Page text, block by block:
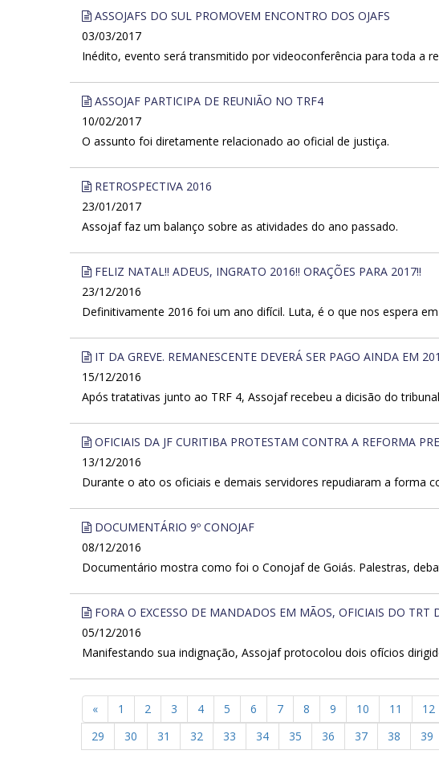
ASSOJAFS DO SUL PROMOVEM ENCONTRO DOS OJAFS
03/03/2017
Inédito, evento será transmitido por videoconferência para toda a
ASSOJAF PARTICIPA DE REUNIÃO NO TRF4
10/02/2017
O assunto foi diretamente relacionado ao oficial de justiça.
RETROSPECTIVA 2016
23/01/2017
Assojaf faz um balanço sobre as atividades do ano passado.
FELIZ NATAL!! ADEUS, INGRATO 2016!! ORAÇÕES PARA 2017!!
23/12/2016
Definitivamente 2016 foi um ano difícil. Luta, é o que nos espera em
IT DA GREVE. REMANESCENTE DEVERÁ SER PAGO AINDA EM
15/12/2016
Após tratativas junto ao TRF 4, Assojaf recebeu a dicisão do
OFICIAIS DA JF CURITIBA PROTESTAM CONTRA A REFORMA
13/12/2016
Durante o ato os oficiais e demais servidores repudiaram a forma
DOCUMENTÁRIO 9º CONOJAF
08/12/2016
Documentário mostra como foi o Conojaf de Goiás. Palestras,
FORA O EXCESSO DE MANDADOS EM MÃOS, OFICIAIS DO TRT
05/12/2016
Manifestando sua indignação, Assojaf protocolou dois ofícios
« 1 2 3 4 5 6 7 8 9 10 11 12
29
30 31 32 33 34 35 36 37 38 39